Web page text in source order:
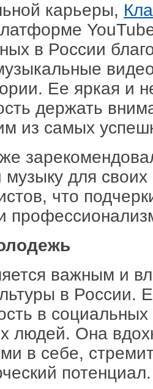
карьеры,
в России
Ее яркая и
держать
из самых
для
что
важным и
в России.
в
людей. Она
в себе,
потенциал.